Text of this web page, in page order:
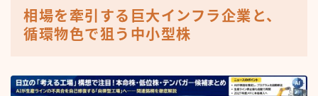
相場を牽引する巨大インフラ企業と、
循環物色で狙う中小型株